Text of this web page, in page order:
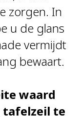
zorgen. In
u de glans
vermijdt
bewaart.
waard
tafelzeil te